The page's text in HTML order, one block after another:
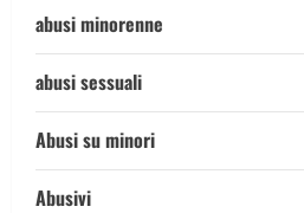
abusi minorenne
abusi sessuali
Abusi su minori
Abusivi